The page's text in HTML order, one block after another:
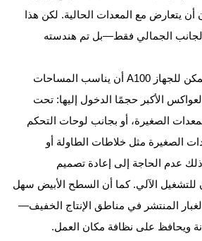
أن يتعارض مع المعدات الحالية. لكن هذا
الجمالي فقط—بل تم هندسته
بفضل أبعاده المدمجة، يمكن للجهاز A100 أن يناسب المساحات
الأكبر حجمًا الدخول إليها: تحت
الصغيرة، أو بجانب لوحات التحكم
الصغيرة مثل خلاطات الطاولة أو
ذلك عدم الحاجة إلى إعادة تصميم
للتشغيل الآلي. كما أن السطح الأبيض سهل
المنتشر في مناطق الإنتاج الخفيف—
ويحافظ على نظافة مكان العمل.